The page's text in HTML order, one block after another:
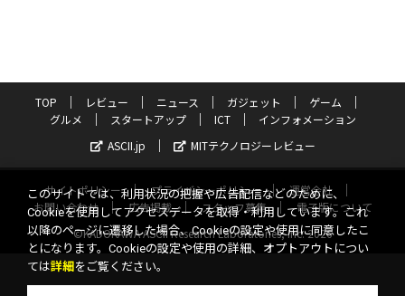
TOP レビュー ニュース ガジェット
ゲーム
グルメ
スタートアップ ICT
インフォメーション
ASCII.jp
MITテクノロジーレビュー
サイトポリシー プライバシーポリシー
運営会社
お問い合わせ
広告掲載 スタッフ募集
電子版について
©KADOKAWA ASCII Research Laboratories, Inc. 2026
このサイトでは、利用状況の把握や広告配信などのために、
Cookieを使用してアクセスデータを取得・利用しています。これ
以降のページに遷移した場合、Cookieの設定や使用に同意したこ
とになります。Cookieの設定や使用の詳細、オプトアウトについ
ては詳細 をご覧ください。